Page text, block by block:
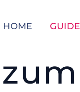
HOME GUIDE